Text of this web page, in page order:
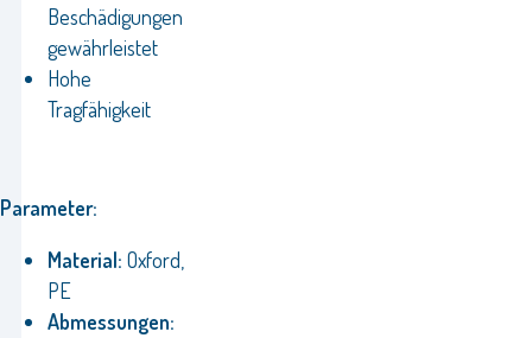
Beschädigungen
gewährleistet
Hohe
Tragfähigkeit
Parameter:
Material: Oxford,
PE
Abmessungen: